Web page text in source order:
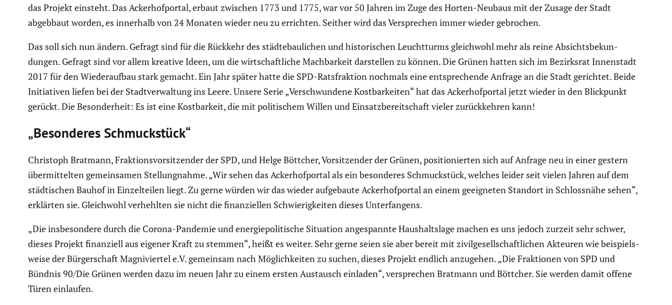
das Projekt einsteht. Das Acker­hof­portal, erbaut zwischen 1773 und 1775, war vor 50 Jahren im Zuge des Horten-Neubaus mit der Zusage der Stadt
abgebbaut worden, es innerhalb von 24 Monaten wieder neu zu errichten. Seither wird das Verspre­chen immer wieder gebrochen.
Das soll sich nun ändern. Gefragt sind für die Rückkehr des städte­bau­li­chen und histo­ri­schen Leucht­turms gleich­wohl mehr als reine Absichts­be­kun­
dungen. Gefragt sind vor allem kreative Ideen, um die wirtschaft­liche Machbar­keit darstellen zu können. Die Grünen hatten sich im Bezirksrat Innen­stadt
2017 für den Wieder­aufbau stark gemacht. Ein Jahr später hatte die SPD-Ratsfrak­tion nochmals eine entspre­chende Anfrage an die Stadt gerichtet. Beide
Initia­tiven liefen bei der Stadt­ver­wal­tung ins Leere. Unsere Serie „Verschwun­dene Kostbar­keiten“ hat das Acker­hof­portal jetzt wieder in den Blick­punkt
gerückt. Die Beson­der­heit: Es ist eine Kostbar­keit, die mit politi­schem Willen und Einsatz­be­reit­schaft vieler zurück­kehren kann!
„Beson­deres Schmuck­stück“
Christoph Bratmann, Frakti­ons­vor­sit­zender der SPD, und Helge Böttcher, Vorsit­zender der Grünen, positio­nierten sich auf Anfrage neu in einer gestern
übermit­telten gemein­samen Stellung­nahme. „Wir sehen das Acker­hof­portal als ein beson­deres Schmuck­stück, welches leider seit vielen Jahren auf dem
städti­schen Bauhof in Einzel­teilen liegt. Zu gerne würden wir das wieder aufge­baute Acker­hof­portal an einem geeig­neten Standort in Schloss­nähe sehen“,
erklärten sie. Gleich­wohl verhehlten sie nicht die finan­zi­ellen Schwie­rig­keiten dieses Unter­fan­gens.
„Die insbe­son­dere durch die Corona-Pandemie und energie­po­li­ti­sche Situation angespannte Haushalts­lage machen es uns jedoch zurzeit sehr schwer,
dieses Projekt finan­ziell aus eigener Kraft zu stemmen“, heißt es weiter. Sehr gerne seien sie aber bereit mit zivil­ge­sell­schaft­li­chen Akteuren wie beispiels­
weise der Bürger­schaft Magni­viertel e.V. gemeinsam nach Möglich­keiten zu suchen, dieses Projekt endlich anzugehen. „Die Fraktionen von SPD und
Bündnis 90/Die Grünen werden dazu im neuen Jahr zu einem ersten Austausch einladen“, verspre­chen Bratmann und Böttcher. Sie werden damit offene
Türen einlaufen.